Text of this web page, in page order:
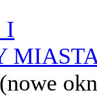
I
(nowe